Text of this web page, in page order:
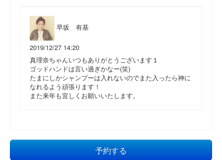
早坂 有基
2019/12/27 14:20
真理奈ちゃんいつもありがとうございます１
ゴッドハンドは言い過ぎかなー(笑)
たまにしかシャンプーは入れないのでまた入ったら神に
なれるよう頑張ります！
また来年も宜しくお願いいたします。
予約する